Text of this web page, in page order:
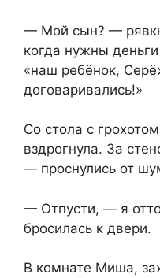
— Мой сын? —
когда нужны
«наш ребёнок,
договаривались!»
Со стола с
вздрогнула. За
— проснулись от
— Отпусти, — я
бросилась к двери.
В комнате Миша,